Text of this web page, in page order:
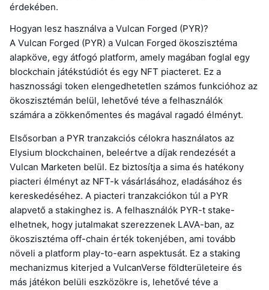
érdekében.
Hogyan lesz használva a Vulcan Forged (PYR)?
A Vulcan Forged (PYR) a Vulcan Forged ökoszisztéma
alapköve, egy átfogó platform, amely magában foglal egy
blockchain játékstúdiót és egy NFT piacteret. Ez a
hasznossági token elengedhetetlen számos funkcióhoz az
ökoszisztémán belül, lehetővé téve a felhasználók
számára a zökkenőmentes és magával ragadó élményt.
Elsősorban a PYR tranzakciós célokra használatos az
Elysium blockchainen, beleértve a díjak rendezését a
Vulcan Marketen belül. Ez biztosítja a sima és hatékony
piacteri élményt az NFT-k vásárlásához, eladásához és
kereskedéséhez. A piacteri tranzakciókon túl a PYR
alapvető a stakinghez is. A felhasználók PYR-t stake-
elhetnek, hogy jutalmakat szerezzenek LAVA-ban, az
ökoszisztéma off-chain érték tokenjében, ami tovább
növeli a platform play-to-earn aspektusát. Ez a staking
mechanizmus kiterjed a VulcanVerse földterületeire és
más játékon belüli eszközökre is, lehetővé téve a